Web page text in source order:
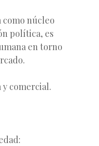
núcleo
política, es
en torno
comercial.